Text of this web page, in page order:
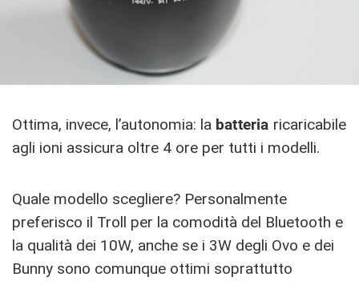
Ottima, invece, l’autonomia: la batteria ricaricabile
agli ioni assicura oltre 4 ore per tutti i modelli.
Quale modello scegliere? Personalmente
preferisco il Troll per la comodità del Bluetooth e
la qualità dei 10W, anche se i 3W degli Ovo e dei
Bunny sono comunque ottimi soprattutto